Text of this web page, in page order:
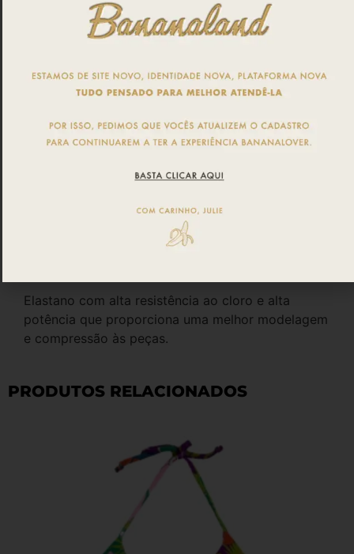
original, o segundo valor corresponde a medida da
peça esticada ao máximo.
tratamento que inibe a proliferação de fungos e
A supermicrofibra de poliéster garante secagem
Elastano com alta resistência ao cloro e alta
potência que proporciona uma melhor modelagem
e compressão às peças.
PRODUTOS RELACIONADOS